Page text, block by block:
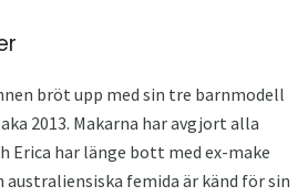
bröt upp med sin tre barnmodell
2013. Makarna har avgjort alla
Erica har länge bott med ex-make
femida är känd för sin